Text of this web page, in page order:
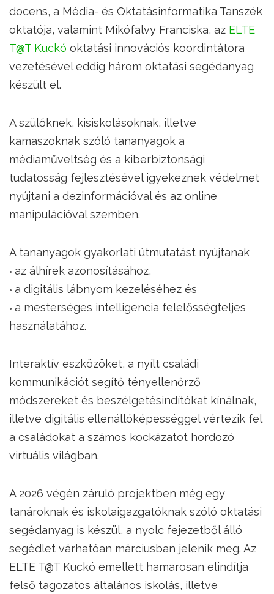
docens, a Média- és Oktatásinformatika Tanszék
oktatója, valamint Mikófalvy Franciska, az ELTE
T@T Kuckó oktatási innovációs koordintátora
vezetésével eddig három oktatási segédanyag
készült el.
A szülőknek, kisiskolásoknak, illetve
kamaszoknak szóló tananyagok a
médiaműveltség és a kiberbiztonsági
tudatosság fejlesztésével igyekeznek védelmet
nyújtani a dezinformációval és az online
manipulációval szemben.
A tananyagok gyakorlati útmutatást nyújtanak
az álhírek azonosításához,
a digitális lábnyom kezeléséhez és
a mesterséges intelligencia felelősségteljes
használatához.
Interaktív eszközöket, a nyílt családi
kommunikációt segítő tényellenőrző
módszereket és beszélgetésindítókat kínálnak,
illetve digitális ellenállóképességgel vértezik fel
a családokat a számos kockázatot hordozó
virtuális világban.
A 2026 végén záruló projektben még egy
tanároknak és iskolaigazgatóknak szóló oktatási
segédanyag is készül, a nyolc fejezetből álló
segédlet várhatóan márciusban jelenik meg. Az
ELTE T@T Kuckó emellett hamarosan elindítja
felső tagozatos általános iskolás, illetve